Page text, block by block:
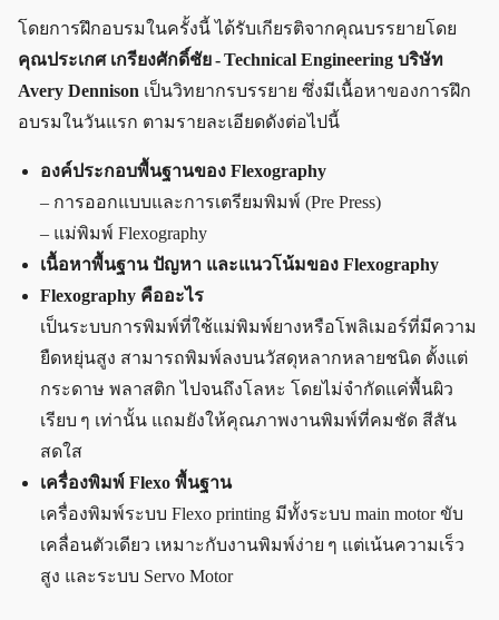
โดยการฝึกอบรมในครั้งนี้ ได้รับเกียรติจากคุณบรรยายโดย
คุณประเกศ เกรียงศักดิ์ชัย - Technical Engineering บริษัท
Avery Dennison เป็นวิทยากรบรรยาย ซึ่งมีเนื้อหาของการฝึก
อบรมในวันแรก ตามรายละเอียดดังต่อไปนี้
องค์ประกอบพื้นฐานของ Flexography
– การออกแบบและการเตรียมพิมพ์ (Pre Press)
– แม่พิมพ์ Flexography
เนื้อหาพื้นฐาน ปัญหา และแนวโน้มของ Flexography
Flexography คืออะไร
เป็นระบบการพิมพ์ที่ใช้แม่พิมพ์ยางหรือโพลิเมอร์ที่มีความ
ยืดหยุ่นสูง สามารถพิมพ์ลงบนวัสดุหลากหลายชนิด ตั้งแต่
กระดาษ พลาสติก ไปจนถึงโลหะ โดยไม่จำกัดแค่พื้นผิว
เรียบ ๆ เท่านั้น แถมยังให้คุณภาพงานพิมพ์ที่คมชัด สีสัน
สดใส
เครื่องพิมพ์ Flexo พื้นฐาน
เครื่องพิมพ์ระบบ Flexo printing มีทั้งระบบ main motor ขับ
เคลื่อนตัวเดียว เหมาะกับงานพิมพ์ง่าย ๆ แต่เน้นความเร็ว
สูง และระบบ Servo Motor